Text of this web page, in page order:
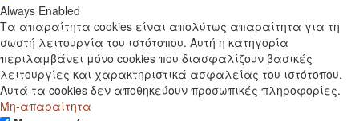
Always Enabled
Τα απαραίτητα cookies είναι απολύτως απαραίτητα για τη
σωστή λειτουργία του ιστότοπου. Αυτή η κατηγορία
περιλαμβάνει μόνο cookies που διασφαλίζουν βασικές
λειτουργίες και χαρακτηριστικά ασφαλείας του ιστότοπου.
Αυτά τα cookies δεν αποθηκεύουν προσωπικές πληροφορίες.
Μη-απαραίτητα